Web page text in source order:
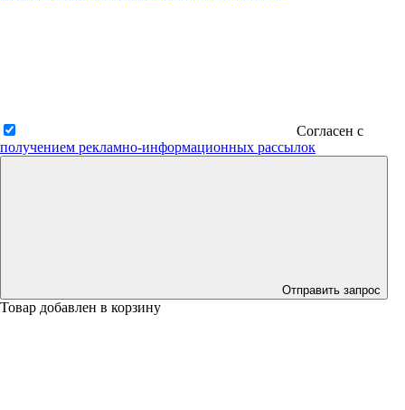
Согласен с
получением рекламно-информационных рассылок
Отправить запрос
Товар добавлен в корзину